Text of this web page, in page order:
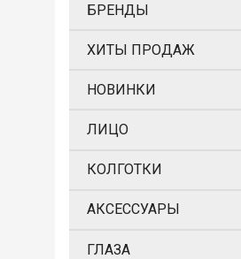
БРЕНДЫ
ХИТЫ ПРОДАЖ
НОВИНКИ
ЛИЦО
КОЛГОТКИ
АКСЕССУАРЫ
ГЛАЗА